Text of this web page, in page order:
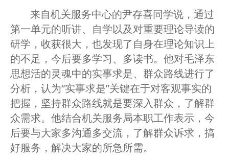
来自机关服务中心的尹存喜同学说，通过
第一单元的听讲、自学以及对重要理论导读的
研学，收获很大，也发现了自身在理论知识上
的不足，今后要多学习、多读书。他对毛泽东
思想活的灵魂中的实事求是、群众路线进行了
分析，认为“实事求是”关键在于对客观事实的
把握，坚持群众路线就是要深入群众，了解群
众需求。他结合机关服务局本职工作表示，今
后要与大家多沟通多交流，了解群众诉求，搞
好服务，解决大家的所急所需。